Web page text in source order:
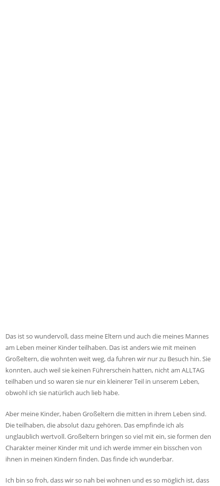
Das ist so wundervoll, dass meine Eltern und auch die meines Mannes
am Leben meiner Kinder teilhaben. Das ist anders wie mit meinen
Großeltern, die wohnten weit weg, da fuhren wir nur zu Besuch hin. Sie
konnten, auch weil sie keinen Führerschein hatten, nicht am ALLTAG
teilhaben und so waren sie nur ein kleinerer Teil in unserem Leben,
obwohl ich sie natürlich auch lieb habe.
Aber meine Kinder, haben Großeltern die mitten in ihrem Leben sind.
Die teilhaben, die absolut dazu gehören. Das empfinde ich als
unglaublich wertvoll. Großeltern bringen so viel mit ein, sie formen den
Charakter meiner Kinder mit und ich werde immer ein bisschen von
ihnen in meinen Kindern finden. Das finde ich wunderbar.
Ich bin so froh, dass wir so nah bei wohnen und es so möglich ist, dass